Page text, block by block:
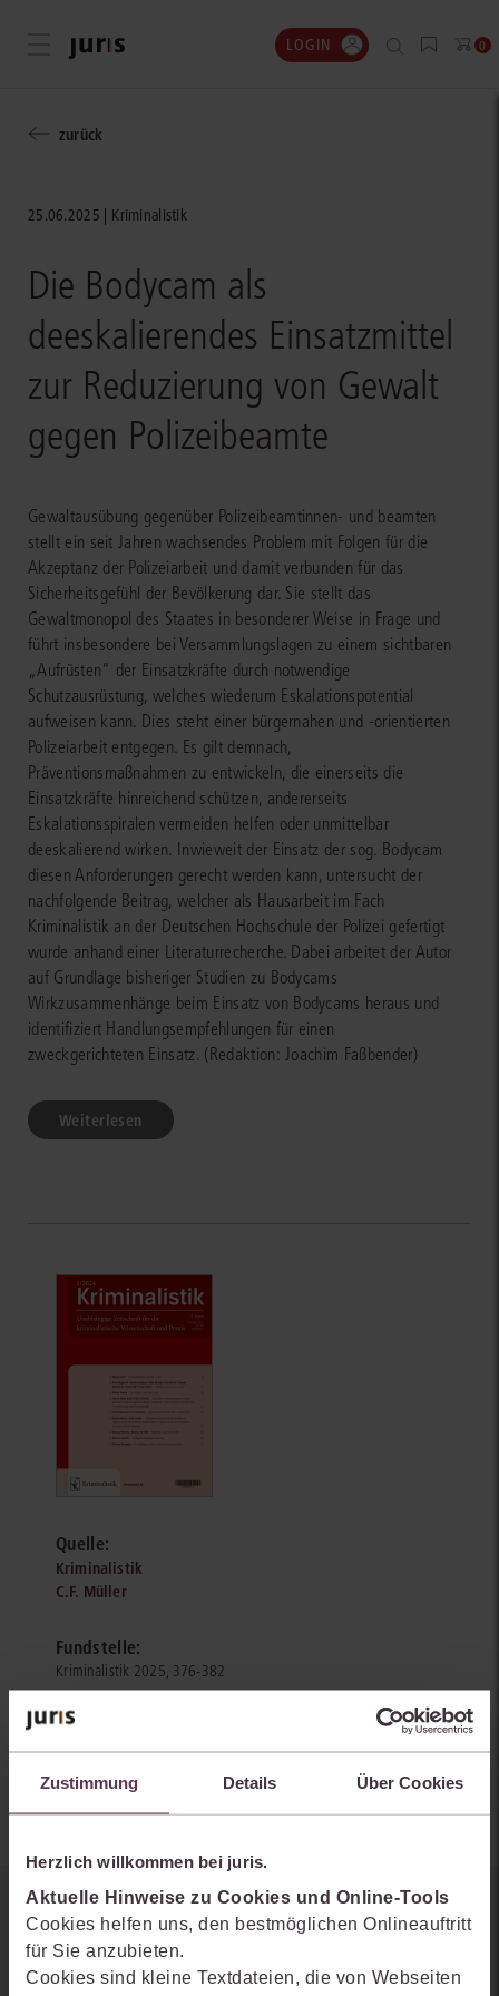
Zustimmung Details Über Cookies
Herzlich willkommen bei juris.
Aktuelle Hinweise zu Cookies und Online-Tools
Cookies helfen uns, den bestmöglichen Onlineauftritt
für Sie anzubieten.
Cookies sind kleine Textdateien, die von Webseiten
Menü öffnen LOGIN 0
zurück
25.06.2025 Kriminalistik
Die Bodycam als
deeskalierendes Einsatzmittel
zur Reduzierung von Gewalt
gegen Polizeibeamte
Gewaltausübung gegenüber Polizeibeamtinnen- und beamten
stellt ein seit Jahren wachsendes Problem mit Folgen für die
Akzeptanz der Polizeiarbeit und damit verbunden für das
Sicherheitsgefühl der Bevölkerung dar. Sie stellt das
Gewaltmonopol des Staates in besonderer Weise in Frage und
führt insbesondere bei Versammlungslagen zu einem sichtbaren
„Aufrüsten“ der Einsatzkräfte durch notwendige
Schutzausrüstung, welches wiederum Eskalationspotential
aufweisen kann. Dies steht einer bürgernahen und -orientierten
Polizeiarbeit entgegen. Es gilt demnach,
Präventionsmaßnahmen zu entwickeln, die einerseits die
Einsatzkräfte hinreichend schützen, andererseits
Eskalationsspiralen vermeiden helfen oder unmittelbar
deeskalierend wirken. Inwieweit der Einsatz der sog. Bodycam
diesen Anforderungen gerecht werden kann, untersucht der
nachfolgende Beitrag, welcher als Hausarbeit im Fach
Kriminalistik an der Deutschen Hochschule der Polizei gefertigt
wurde anhand einer Literaturrecherche. Dabei arbeitet der Autor
auf Grundlage bisheriger Studien zu Bodycams
Wirkzusammenhänge beim Einsatz von Bodycams heraus und
identifiziert Handlungsempfehlungen für einen
zweckgerichteten Einsatz. (Redaktion: Joachim Faßbender)
Weiterlesen
Quelle:
Kriminalistik
C.F. Müller
Fundstelle:
Kriminalistik 2025, 376-382
Autoren:
Lukas Theinl
Sie kennen juris noch nicht?
Erhalten Sie einen Einblick, wie juris das Rechts- und